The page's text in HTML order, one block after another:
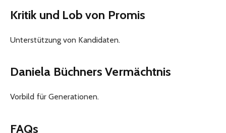
Kritik und Lob von Promis
Unterstützung von Kandidaten.
Daniela Büchners Vermächtnis
Vorbild für Generationen.
FAQs